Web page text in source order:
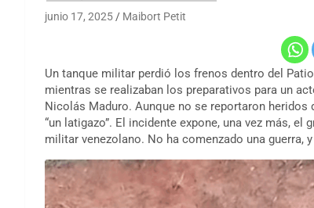
junio 17, 2025 Maibort Petit
Un tanque militar perdió los frenos dentro del
mientras se realizaban los preparativos para un
Nicolás Maduro. Aunque no se reportaron
“un latigazo”. El incidente expone, una vez más,
militar venezolano. No ha comenzado una guerra,